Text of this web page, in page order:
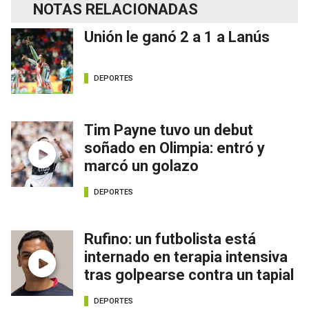
NOTAS RELACIONADAS
Unión le ganó 2 a 1 a Lanús
DEPORTES
Tim Payne tuvo un debut
soñado en Olimpia: entró y
marcó un golazo
DEPORTES
Rufino: un futbolista está
internado en terapia intensiva
tras golpearse contra un tapial
DEPORTES